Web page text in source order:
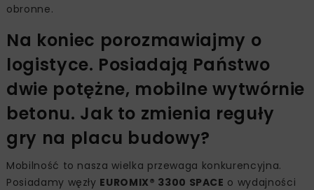
obronne.
Na koniec porozmawiajmy o
logistyce. Posiadają Państwo
dwie potężne, mobilne wytwórnie
betonu. Jak to zmienia reguły
gry na placu budowy?
Mobilność to nasza wielka przewaga konkurencyjna.
Posiadamy węzły EUROMIX® 3300 SPACE o wydajności